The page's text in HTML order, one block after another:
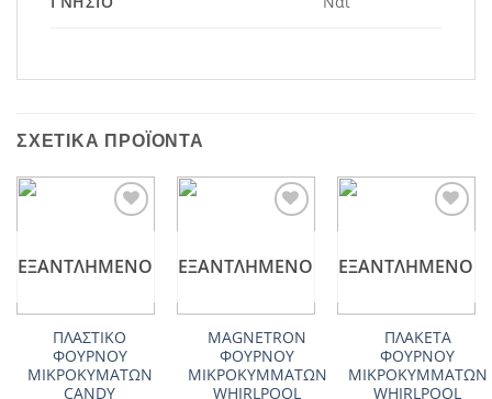
ΣΧΕΤΙΚΆ ΠΡΟΪΌΝΤΑ
ΕΞΑΝΤΛΗΜΈΝΟ
ΠΛΑΣΤΙΚΟ
ΦΟΥΡΝΟΥ
ΜΙΚΡΟΚΥΜΑΤΩΝ
CANDY
ΕΞΑΝΤΛΗΜΈΝΟ
MAGNETRON
ΦΟΥΡΝΟΥ
ΜΙΚΡΟΚΥΜΜΑΤΩΝ
WHIRLPOOL
ΕΞΑΝΤΛΗΜΈΝΟ
ΠΛΑΚΕΤΑ
ΦΟΥΡΝΟΥ
ΜΙΚΡΟΚΥΜΜΑΤΩΝ
WHIRLPOOL